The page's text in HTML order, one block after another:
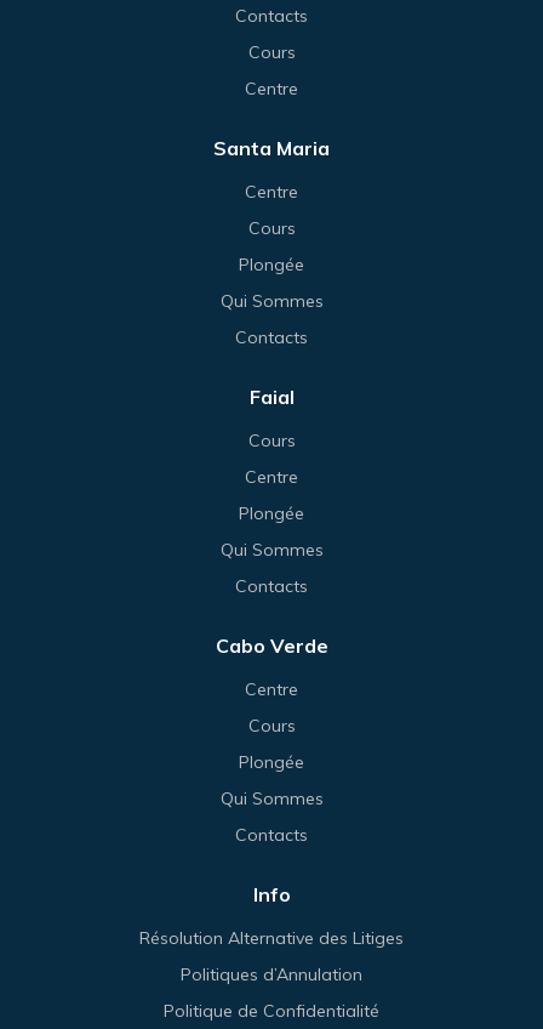
Contacts
Cours
Centre
Santa Maria
Centre
Cours
Plongée
Qui Sommes
Contacts
Faial
Cours
Centre
Plongée
Qui Sommes
Contacts
Cabo Verde
Centre
Cours
Plongée
Qui Sommes
Contacts
Info
Résolution Alternative des Litiges
Politiques d’Annulation
Politique de Confidentialité